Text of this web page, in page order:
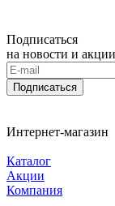
Подписаться
на новости и акции
Подписаться
Интернет-магазин
Каталог
Акции
Компания